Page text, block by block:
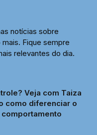
notícias sobre
Fique sempre
relevantes do dia.
Veja com Taiza
como diferenciar o